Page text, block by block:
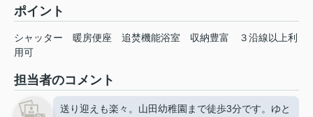
ポイント
シャッター 暖房便座 追焚機能浴室 収納豊富
３沿線以上利
用可
担当者のコメント
送り迎えも楽々。山田幼稚園まで徒歩3分です。ゆと